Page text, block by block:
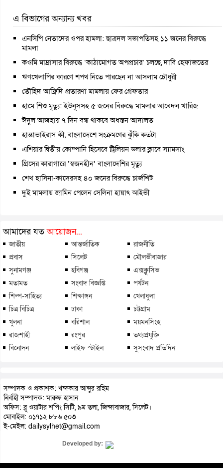
এ বিভাগের অন্যান্য খবর
এনসিপি নেতাদের ওপর হামলা: ছাত্রদল সভাপতিসহ ১১ জনের বিরুদ্ধে
মামলা
কওমি মাদ্রাসার বিরুদ্ধে ‘কাঠামোগত অপপ্রচার’ চলছে, দাবি হেফাজতের
ঋণখেলাপির কারণে শপথ নিতে পারছেন না আসলাম চৌধুরী
তৌহিদ আফ্রিদি প্রতারণা মামলায় ফের গ্রেফতার
হামে শিশু মৃত্যু: ইউনূসসহ ৫ জনের বিরুদ্ধে মামলার আবেদন খারিজ
ঈদুল আজহায় ৭ দিন বন্ধ থাকবে অধস্তন আদালত
হান্তাভাইরাস কী, বাংলাদেশে সংক্রমণের ঝুঁকি কতটা
এশিয়ার দ্বিতীয় কোম্পানি হিসেবে ট্রিলিয়ন ডলার ক্লাবে স্যামসাং
গ্রিসের কারাগারে ‘স্বজনহীন’ বাংলাদেশির মৃত্যু
শেখ হাসিনা-কাদেরসহ ৪০ জনের বিরুদ্ধে চার্জশিট
দুই মামলায় জামিন পেলেন সেলিনা হায়াৎ আইভী
আমাদের যতআয়োজন...
জাতীয় আন্তর্জাতিক
রাজনীতি
প্রবাস
সিলেট
মৌলভীবাজার
সুনামগঞ্জ
হবিগঞ্জ
এক্সক্লুসিভ
মতামত
সংবাদ বিজ্ঞপ্তি
পর্যটন
শিল্প-সাহিত্য
শিক্ষাঙ্গন
খেলাধুলা
চিত্র বিচিত্র
ঢাকা
চট্টগ্রাম
খুলনা
বরিশাল
ময়মনসিংহ
রাজশাহী
রংপুর
তথ্যপ্রযুক্তি
বিনোদন
লাইফ স্টাইল সুসংবাদ প্রতিদিন
সম্পাদক ও প্রকাশক: খন্দকার আব্দুর রহিম
নির্বাহী সম্পাদক: মারুফ হাসান
অফিস: ব্লু ওয়াটার শপিং সিটি, ৯ম তলা, জিন্দাবাজার, সিলেট।
মোবাইল: ০১৭১২ ৮৮৬ ৫০৩
ই-মেইল: dailysylhet@gmail.com
Developed by: